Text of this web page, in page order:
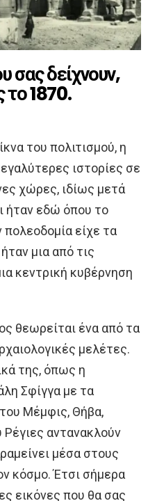
σας δείχνουν,
το 1870.
του πολιτισμού, η
ιστορίες σε
χώρες, ιδίως μετά
ήταν εδώ όπου το
πολεοδομία είχε τα
μια από τις
κεντρική κυβέρνηση
θεωρείται ένα από τα
μελέτες.
της, όπως η
Σφίγγα με τα
του Μέμφις, Θήβα,
Ρέγιες αντανακλούν
μέσα στους
κόσμο. Έτσι σήμερα
εικόνες που θα σας